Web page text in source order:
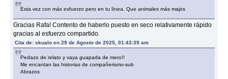
Esta vez con más esfuerzo pero en tu línea. Que animales más majos
Gracias Rafa! Contento de haberlo puesto en seco relativamente rápido
gracias al esfuerzo compartido.
Cita de: skualo en 29 de Agosto de 2025, 01:43:39 am
Pedazo de relato y vaya guapada de mero!!
Me encantan las historias de compañerismo-sub
Abrazos